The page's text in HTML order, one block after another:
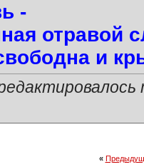
-
отравой
и
«